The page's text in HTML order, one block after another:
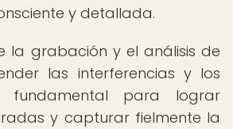
y detallada.
la grabación y el análisis de
las interferencias y los
fundamental para lograr
y capturar fielmente la